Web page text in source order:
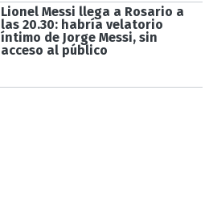
Lionel Messi llega a Rosario a
las 20.30: habría velatorio
íntimo de Jorge Messi, sin
acceso al público